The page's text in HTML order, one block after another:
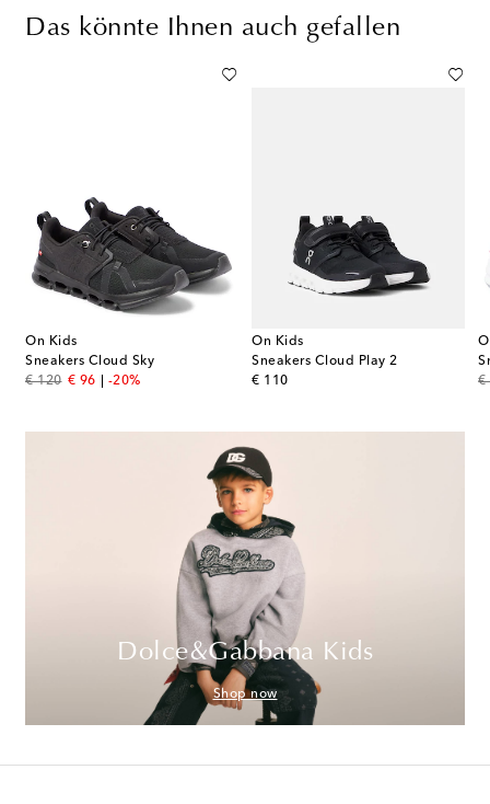
Das könnte Ihnen auch gefallen
On Kids
Sneakers Cloud Sky
€ 120
original price
€ 96
discount price
-20%
On Kids
Sneakers Cloud Play 2
€ 110
original price
€
Dolce&Gabbana Kids
Shop now